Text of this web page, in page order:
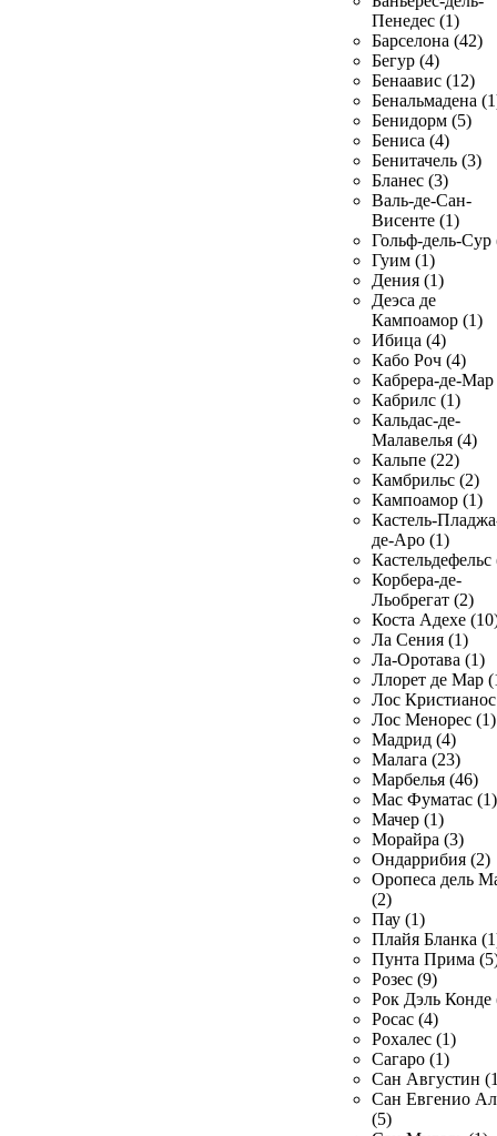
Пенедес (1)
Барселона (42)
Бегур (4)
Бенаавис (12)
Бенальмадена
Бенидорм (5)
Бениса (4)
Бенитачель (3)
Бланес (3)
Валь-де-Сан-
Висенте (1)
Гольф-дель-Сур
Гуим (1)
Дения (1)
Деэса де
Кампоамор (1)
Ибица (4)
Кабо Роч (4)
Кабрера-де-Мар
Кабрилс (1)
Кальдас-де-
Малавелья (4)
Кальпе (22)
Камбрильс (2)
Кампоамор (1)
Кастель-
де-Аро (1)
Кастельдефельс
Корбера-де-
Льобрегат (2)
Коста Адехе
Ла Сения (1)
Ла-Оротава (1)
Ллорет де Мар
Лос
Лос Менорес (1)
Мадрид (4)
Малага (23)
Марбелья (46)
Мас Фуматас (1)
Мачер (1)
Морайра (3)
Ондаррибия (2)
Оропеса дель
(2)
Пау (1)
Плайя Бланка
Пунта Прима
Розес (9)
Рок Дэль Конде
Росас (4)
Рохалес (1)
Сагаро (1)
Сан Августин
Сан Евгенио
(5)